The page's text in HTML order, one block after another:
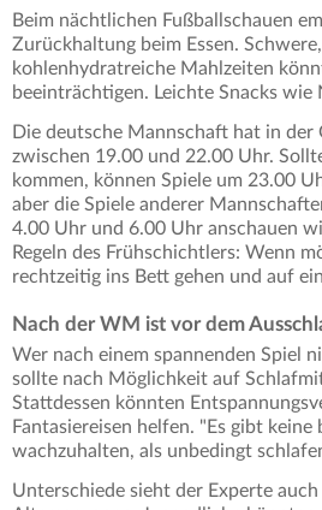
Beim nächtlichen Fußballschauen
Zurückhaltung beim Essen.
kohlenhydratreiche Mahlzeiten
beeinträchtigen. Leichte Snacks wie
Die deutsche Mannschaft hat in der
zwischen 19.00 und 22.00 Uhr.
kommen, können Spiele um 23.00
aber die Spiele anderer
4.00 Uhr und 6.00 Uhr anschauen
Regeln des Frühschichtlers: Wenn
rechtzeitig ins Bett gehen und auf
Nach der WM ist vor dem
Wer nach einem spannenden Spiel
sollte nach Möglichkeit auf
Stattdessen könnten
Fantasiereisen helfen. "Es gibt keine
wachzuhalten, als unbedingt
Unterschiede sieht der Experte